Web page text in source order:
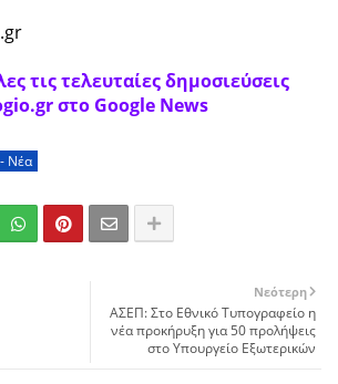
τις τελευταίες δημοσιεύσεις
στο Google News
Νέα
Νεότερη
ΑΣΕΠ: Στο Εθνικό Τυπογραφείο η
νέα προκήρυξη για 50 προλήψεις
στο Υπουργείο Εξωτερικών